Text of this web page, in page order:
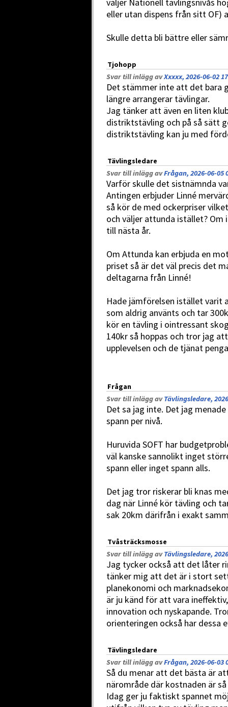
eller utan dispens från sitt OF)
Skulle detta bli bättre eller
Tjohopp
Svar till inlägg avXxxxx, 2026-06-02
Det stämmer inte att det bara
längre arrangerar tävlingar.
Jag tänker att även en liten
distriktstävling och på så sätt
distriktstävling kan ju med
Tävlingsledare
Svar till inlägg avFrågan, 2026-06-05
Varför skulle det sistnämnda
Antingen erbjuder Linné
så kör de med ockerpriser
och väljer attunda istället?
till nästa år.
Om Attunda kan erbjuda en
priset så är det väl precis det
deltagarna från Linné!
Hade jämförelsen istället varit
som aldrig använts och tar
kör en tävling i ointressant
140kr så hoppas och tror jag
upplevelsen och de tjänat
Frågan
Svar till inlägg avTävlingsledare,
Det sa jag inte. Det jag
spann per nivå.
Huruvida SOFT har
väl kanske sannolikt inget
spann eller inget spann alls.
Det jag tror riskerar bli knas
dag när Linné kör tävling och
sak 20km därifrån i exakt
Tvåsträcksmosse
Svar till inlägg avTävlingsledare,
Jag tycker också att det låter
tänker mig att det är i stort
planekonomi och
är ju känd för att vara
innovation och nyskapande.
orienteringen också har dessa
Tävlingsledare
Svar till inlägg avFrågan, 2026-06-03
Så du menar att det bästa är
närområde där kostnaden är
Idag ger ju faktiskt spannet